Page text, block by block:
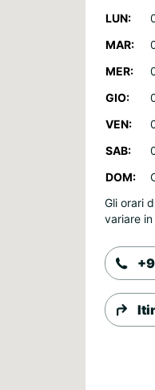
LUN:
MAR:
MER:
GIO:
VEN:
SAB:
DOM:
Gli orari
variare